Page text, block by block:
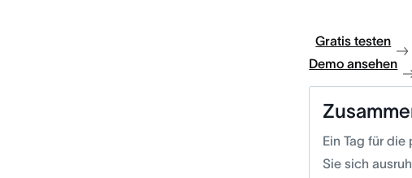
Gratis testen
Demo ansehen
Ein Tag für
Sie sich